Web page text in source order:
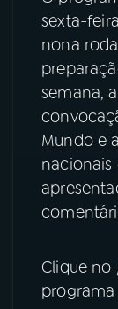
08
ACOMPANHE A
YouTube
Instagram
TikTok
sexta-
nona
semana,
Mundo e
nacionais
Clique no